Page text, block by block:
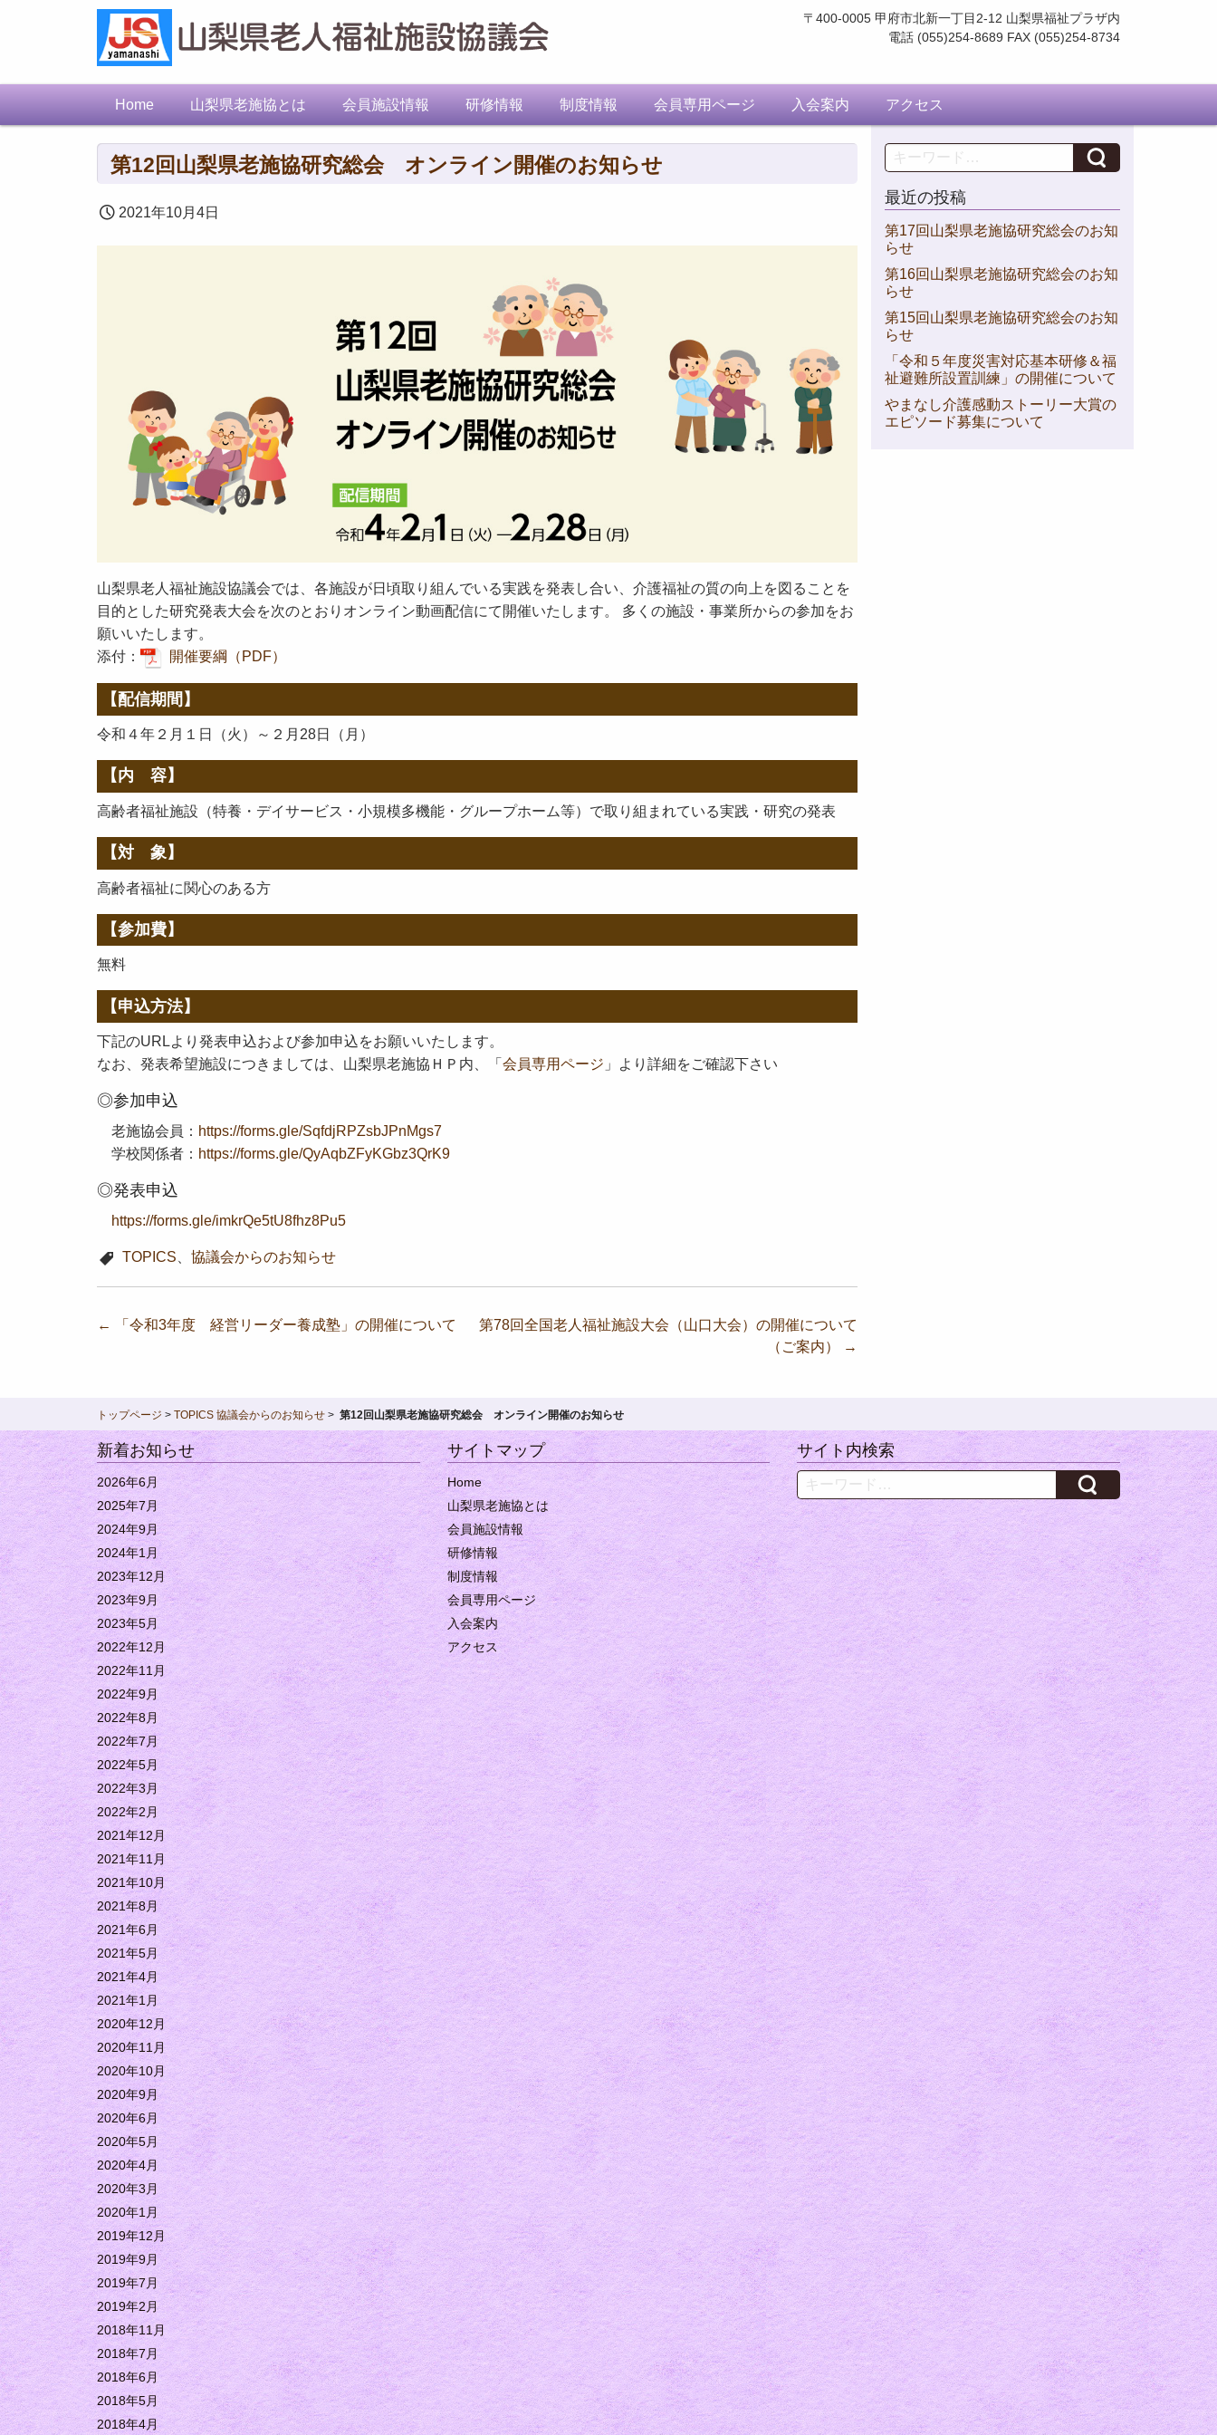
〒400-0005 甲府市北新一丁目2-12 山梨県福祉プラザ内
電話 (055)254-8689 FAX (055)254-8734
Home 山梨県老施協とは 会員施設情報 研修情報 制度情報 会員専用ページ 入会案内 アクセス
第12回山梨県老施協研究総会 オンライン開催のお知らせ
2021年10月4日
山梨県老人福祉施設協議会では、各施設が日頃取り組んでいる実践を発表し合い、介護福祉の質の向上を図ることを
目的とした研究発表大会を次のとおりオンライン動画配信にて開催いたします。 多くの施設・事業所からの参加をお
願いいたします。
添付：
開催要綱（PDF）
【配信期間】
令和４年２月１日（火）～２月28日（月）
【内 容】
高齢者福祉施設（特養・デイサービス・小規模多機能・グループホーム等）で取り組まれている実践・研究の発表
【対 象】
高齢者福祉に関心のある方
【参加費】
無料
【申込方法】
下記のURLより発表申込および参加申込をお願いいたします。
なお、発表希望施設につきましては、山梨県老施協ＨＰ内、「 会員専用ページ 」より詳細をご確認下さい
◎参加申込
老施協会員： https://forms.gle/SqfdjRPZsbJPnMgs7
学校関係者： https://forms.gle/QyAqbZFyKGbz3QrK9
◎発表申込
https://forms.gle/imkrQe5tU8fhz8Pu5
TOPICS 協議会からのお知らせ
投
ビ
ゲ
ー
シ
ョ
ン
← 「令和3年度 経営リーダー養成塾」の開催について
第78回全国老人福祉施設大会（山口大会）の開催について
（ご案内）
→
Search
最近の投稿
第17回山梨県老施協研究総会のお知
らせ
第16回山梨県老施協研究総会のお知
らせ
第15回山梨県老施協研究総会のお知
らせ
「令和５年度災害対応基本研修＆福
祉避難所設置訓練」の開催について
やまなし介護感動ストーリー大賞の
エピソード募集について
トップページ > TOPICS 協議会からのお知らせ > 第12回山梨県老施協研究総会 オンライン開催のお知らせ
新着お知らせ
2026年6月
2025年7月
2024年9月
2024年1月
2023年12月
2023年9月
2023年5月
2022年12月
2022年11月
2022年9月
2022年8月
2022年7月
2022年5月
2022年3月
2022年2月
2021年12月
2021年11月
2021年10月
2021年8月
2021年6月
2021年5月
2021年4月
2021年1月
2020年12月
2020年11月
2020年10月
2020年9月
2020年6月
2020年5月
2020年4月
2020年3月
2020年1月
2019年12月
2019年9月
2019年7月
2019年2月
2018年11月
2018年7月
2018年6月
2018年5月
2018年4月
サイトマップ
Home
山梨県老施協とは
会員施設情報
研修情報
制度情報
会員専用ページ
入会案内
アクセス
サイト内検索
Search